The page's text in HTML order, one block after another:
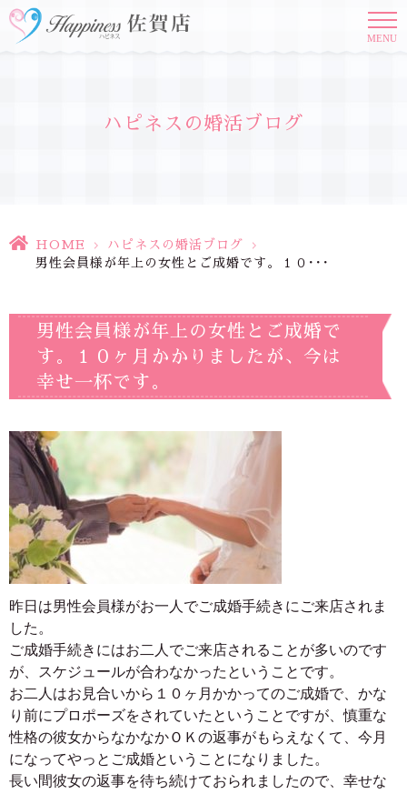
MENU
ハピネスの婚活ブログ
HOME > ハピネスの婚活ブログ
>
男性会員様が年上の女性とご成婚です。１０･･･
男性会員様が年上の女性とご成婚で
す。１０ヶ月かかりましたが、今は
幸せ一杯です。
昨日は男性会員様がお一人でご成婚手続きにご来店されま
した。
ご成婚手続きにはお二人でご来店されることが多いのです
が、スケジュールが合わなかったということです。
お二人はお見合いから１０ヶ月かかってのご成婚で、かな
り前にプロポーズをされていたということですが、慎重な
性格の彼女からなかなかＯＫの返事がもらえなくて、今月
になってやっとご成婚ということになりました。
長い間彼女の返事を待ち続けておられましたので、幸せな